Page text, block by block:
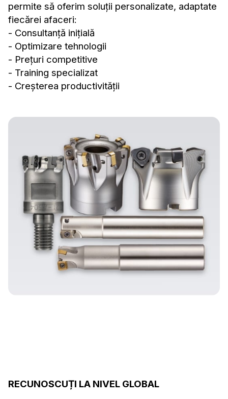
permite să oferim soluții personalizate, adaptate
fiecărei afaceri:
- Consultanță inițială
- Optimizare tehnologii
- Prețuri competitive
- Training specializat
- Creșterea productivității
RECUNOSCUȚI LA NIVEL GLOBAL